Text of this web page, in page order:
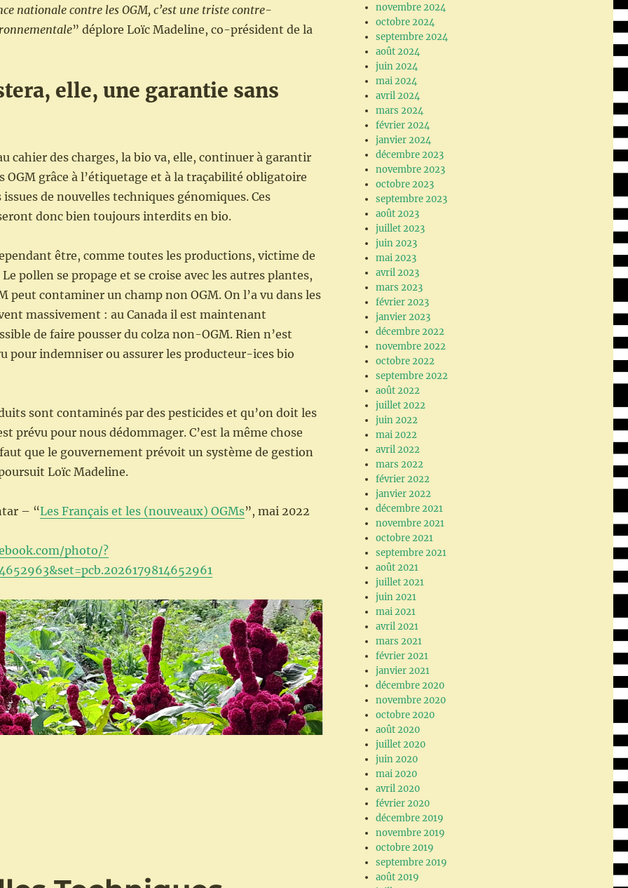
nationale contre les OGM, c’est une triste contre-
” déplore Loïc Madeline, co-président de la
elle, une garantie sans
cahier des charges, la bio va, elle, continuer à garantir
OGM grâce à l’étiquetage et à la traçabilité obligatoire
issues de nouvelles techniques génomiques. Ces
donc bien toujours interdits en bio.
être, comme toutes les productions, victime de
pollen se propage et se croise avec les autres plantes,
peut contaminer un champ non OGM. On l’a vu dans les
massivement : au Canada il est maintenant
de faire pousser du colza non-OGM. Rien n’est
pour indemniser ou assurer les producteur-ices bio
sont contaminés par des pesticides et qu’on doit les
prévu pour nous dédommager. C’est la même chose
que le gouvernement prévoit un système de gestion
Loïc Madeline.
– “Les Français et les (nouveaux) OGMs”, mai 2022
photo/?
novembre 2024
octobre 2024
septembre 2024
août 2024
juin 2024
mai 2024
avril 2024
mars 2024
février 2024
janvier 2024
décembre 2023
novembre 2023
octobre 2023
septembre 2023
août 2023
juillet 2023
juin 2023
mai 2023
avril 2023
mars 2023
février 2023
janvier 2023
décembre 2022
novembre 2022
octobre 2022
septembre 2022
août 2022
juillet 2022
juin 2022
mai 2022
avril 2022
mars 2022
février 2022
janvier 2022
décembre 2021
novembre 2021
octobre 2021
septembre 2021
août 2021
juillet 2021
juin 2021
mai 2021
avril 2021
mars 2021
février 2021
janvier 2021
décembre 2020
novembre 2020
octobre 2020
août 2020
juillet 2020
juin 2020
mai 2020
avril 2020
février 2020
décembre 2019
novembre 2019
octobre 2019
septembre 2019
août 2019